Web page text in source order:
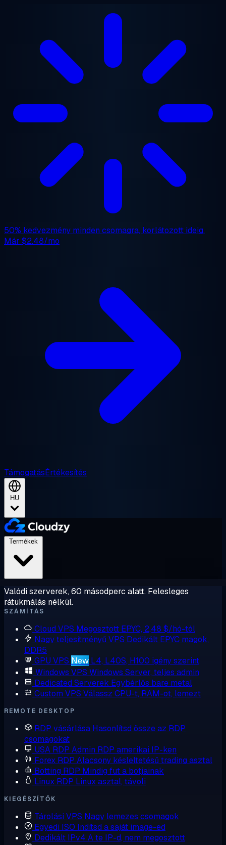
50% kedvezmény minden csomagra, korlátozott ideig.
Már $2.48/mo
TámogatásÉrtékesítés
HU
Valódi szerverek, 60 másodperc alatt. Felesleges
rátukmálás nélkül.
SZÁMÍTÁS
Cloud VPS Megosztott EPYC, 2,48 $/hó-tól
Nagy teljesítményű VPS Dedikált EPYC magok,
DDR5
GPU VPS New L4, L40S, H100 igény szerint
Windows VPS Windows Server, teljes admin
Dedicated Serverek Egybérlős bare metal
Custom VPS Válassz CPU-t, RAM-ot, lemezt
REMOTE DESKTOP
RDP vásárlása Hasonlítsd össze az RDP
csomagokat
USA RDP Admin RDP amerikai IP-ken
Forex RDP Alacsony késleltetésű trading asztal
Botting RDP Mindig fut a botjainak
Linux RDP Linux asztal, távoli
KIEGÉSZÍTŐK
Tárolási VPS Nagy lemezes csomagok
Egyedi ISO Indítsd a saját image-ed
Dedikált IPv4 A te IP-d, nem megosztott